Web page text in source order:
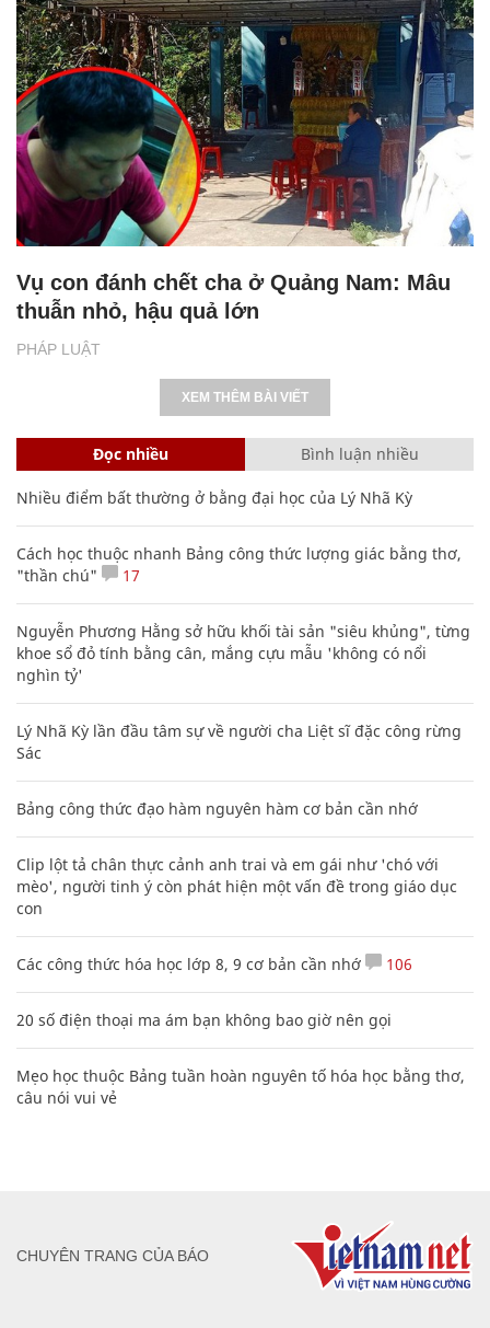
PHÁP LUẬT
Vụ con đánh chết cha ở Quảng Nam: Mâu
thuẫn nhỏ, hậu quả lớn
XEM THÊM BÀI VIẾT
Đọc nhiều Bình luận nhiều
Nhiều điểm bất thường ở bằng đại học của Lý Nhã Kỳ
Cách học thuộc nhanh Bảng công thức lượng giác bằng thơ,
"thần chú"
17
Nguyễn Phương Hằng sở hữu khối tài sản "siêu khủng", từng
khoe sổ đỏ tính bằng cân, mắng cựu mẫu 'không có nổi
nghìn tỷ'
Lý Nhã Kỳ lần đầu tâm sự về người cha Liệt sĩ đặc công rừng
Sác
Bảng công thức đạo hàm nguyên hàm cơ bản cần nhớ
Clip lột tả chân thực cảnh anh trai và em gái như 'chó với
mèo', người tinh ý còn phát hiện một vấn đề trong giáo dục
con
Các công thức hóa học lớp 8, 9 cơ bản cần nhớ 106
20 số điện thoại ma ám bạn không bao giờ nên gọi
Mẹo học thuộc Bảng tuần hoàn nguyên tố hóa học bằng thơ,
câu nói vui vẻ
CHUYÊN TRANG CỦA BÁO